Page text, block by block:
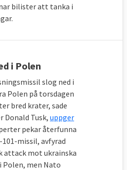
bilister att tanka i
i Polen
slog ned i
Polen på torsdagen
bred krater, sade
Donald Tusk, uppger
pekar återfunna
missil, avfyrad
attack mot ukrainska
Polen, men Nato